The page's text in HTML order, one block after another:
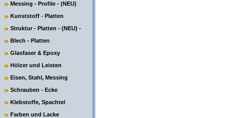
Messing - Profile - (NEU)
Kunststoff - Platten
Struktur - Platten - (NEU) -
Blech - Platten
Glasfaser & Epoxy
Hölzer und Leisten
Eisen, Stahl, Messing
Schrauben - Ecke
Klebstoffe, Spachtel
Farben und Lacke